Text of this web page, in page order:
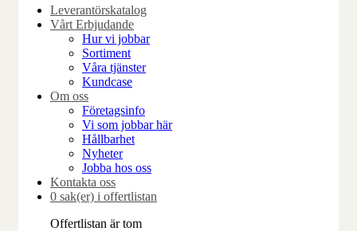
content
Leverantörskatalog
Vårt Erbjudande
Hur vi jobbar
Sortiment
Våra tjänster
Kundcase
Om oss
Företagsinfo
Vi som jobbar här
Hållbarhet
Nyheter
Jobba hos oss
Kontakta oss
0 sak(er) i offertlistan
Offertlistan är tom